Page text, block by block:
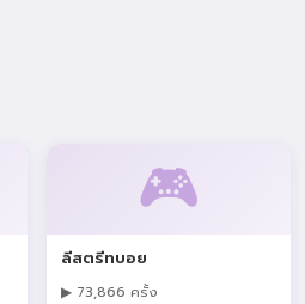
🎮
ลีสตรีทบอย
▶ 73,866 ครั้ง